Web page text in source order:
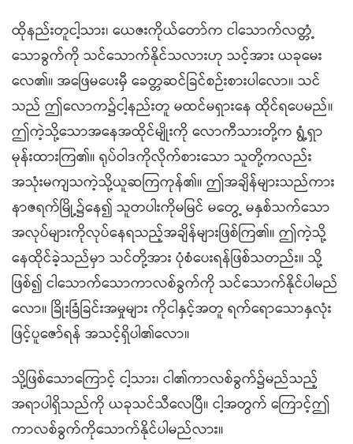
ထိုနည်းတူငါ့သား၊ ယေဇးကိုယ်တော်က ငါသောက်လတ္တံ့
သောခွက်ကို သင်သောက်နိုင်သလားဟု သင့်အား ယခုမေး
လေ၏။ အဖြေမပေးမှီ ခေတ္တဆင်ခြင်စဉ်းစားပါလော။ သင်
သည် ဤလောက၌ငါ့နည်းတူ မထင်မရှားနေ ထိုင်ရပေမည်။
ဤကဲ့သို့သောအနေအထိုင်မျိုးကို လောကီသားတို့က ရွံ့ရှာ
မုန်းထားကြ၏။ ရုပ်ဝါဒကိုလိုက်စားသော သူတို့ကလည်း
အသုံးမကျသကဲ့သို့ယူဆကြကုန်၏။ ဤအချိန်များသည်ကား
နာဇရက်မြို့၌နေ၍ သူတပါးကိုမမြင် မတွေ့ မနှစ်သက်သော
အလုပ်များကိုလုပ်နေရသည့်အချိန်များဖြစ်ကြ၏။ ဤကဲ့သို့
နေထိုင်ခဲ့သည်မှာ သင်တို့အား ပုံစံပေးရန်ဖြစ်သတည်း။ သို့
ဖြစ်၍ ငါသောက်သောကာလစ်ခွက်ကို သင်သောက်နိုင်ပါမည်
လော။ ခြိုးခြံခြင်းအမှုများ ကိုငါနှင့်အတူ ရက်ရောသောနှလုံး
ဖြင့်ပူဇော်ရန် အသင့်ရှိပါ၏လော။
သို့ဖြစ်သောကြောင့် ငါ့သား၊ ငါ၏ကာလစ်ခွက်၌မည်သည့်
အရာပါရှိသည်ကို ယခုသင်သီလေပြီ။ ငါ့အတွက် ကြောင့်ဤ
ကာလစ်ခွက်ကိုသောက်နိုင်ပါမည်လား။